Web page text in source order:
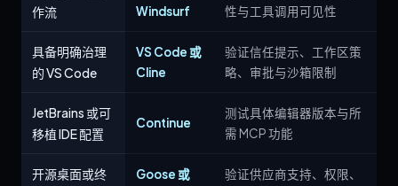
作流
Windsurf
性与工具调用可见性
具备明确治理
的 VS Code
VS Code 或
Cline
验证信任提示、工作区策
略、审批与沙箱限制
JetBrains 或可
移植 IDE 配置
Continue
测试具体编辑器版本与所
需 MCP 功能
开源桌面或终
Goose 或
验证供应商支持、权限、